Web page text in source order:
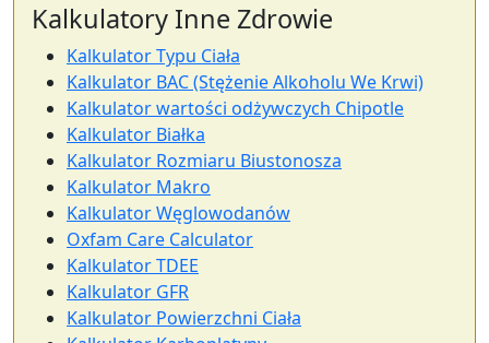
Kalkulatory Inne Zdrowie
Kalkulator Typu Ciała
Kalkulator BAC (Stężenie Alkoholu We Krwi)
Kalkulator wartości odżywczych Chipotle
Kalkulator Białka
Kalkulator Rozmiaru Biustonosza
Kalkulator Makro
Kalkulator Węglowodanów
Oxfam Care Calculator
Kalkulator TDEE
Kalkulator GFR
Kalkulator Powierzchni Ciała